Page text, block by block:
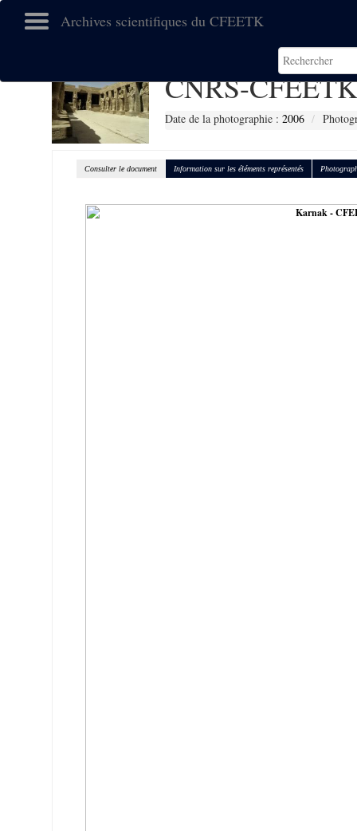
Archives scientifiques du CFEETK
CNRS-
Date de la photographie : 2006
Consulter le document Information sur les éléments représentés